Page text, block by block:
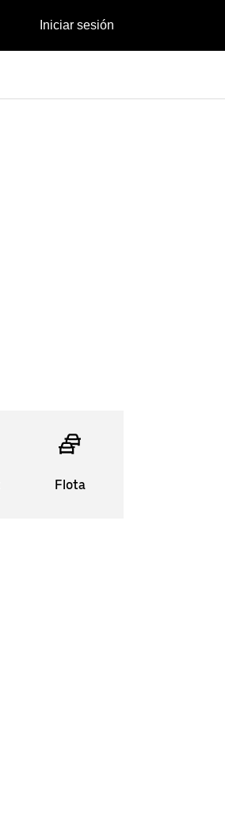
Iniciar sesión
Flota